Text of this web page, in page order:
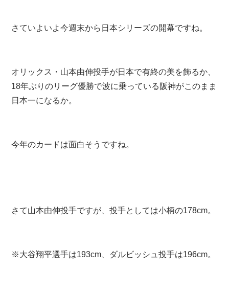
さていよいよ今週末から日本シリーズの開幕ですね。
オリックス・山本由伸投手が日本で有終の美を飾るか、
18年ぶりのリーグ優勝で波に乗っている阪神がこのまま
日本一になるか。
今年のカードは面白そうですね。
さて山本由伸投手ですが、投手としては小柄の178cm。
※大谷翔平選手は193cm、ダルビッシュ投手は196cm。